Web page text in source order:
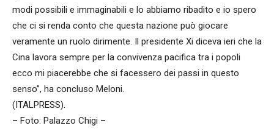
modi possibili e immaginabili e lo abbiamo ribadito e io spero
che ci si renda conto che questa nazione può giocare
veramente un ruolo dirimente. Il presidente Xi diceva ieri che la
Cina lavora sempre per la convivenza pacifica tra i popoli
ecco mi piacerebbe che si facessero dei passi in questo
senso”, ha concluso Meloni.
(ITALPRESS).
– Foto: Palazzo Chigi –